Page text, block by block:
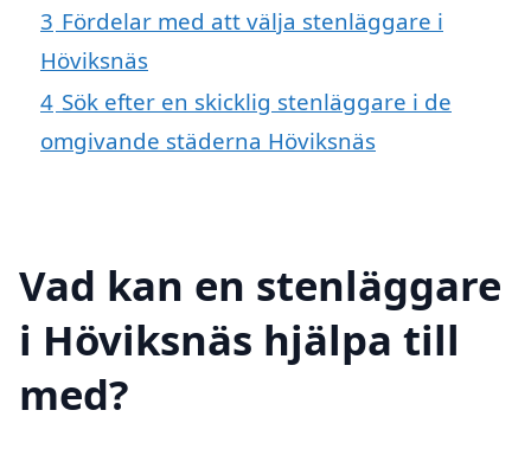
3 Fördelar med att välja stenläggare i
Höviksnäs
4 Sök efter en skicklig stenläggare i de
omgivande städerna Höviksnäs
Vad kan en stenläggare
i Höviksnäs hjälpa till
med?